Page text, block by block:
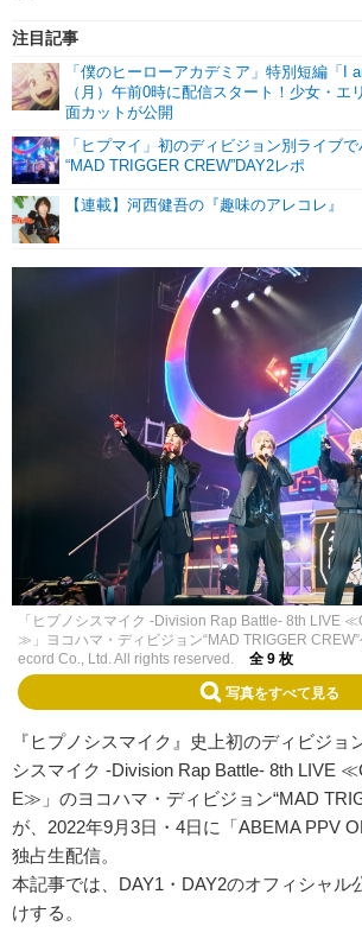
注目記事
「僕のヒーローアカデミア」特別短編「I
（月）午前0時に配信スタート！少女・エ
面カットが公開
「ヒプマイ」初のディビジョン別ライブ
“MAD TRIGGER CREW”DAY2レポ
【連載】河西健吾の『趣味のアレコレ』
「ヒプノシスマイク -Division Rap Battle- 8th LIVE
≫」ヨコハマ・ディビジョン“MAD TRIGGER
ecord Co., Ltd. All rights reserved.
全 9 枚
写真をすべて見る
『ヒプノシスマイク』史上初のディビジョ
シスマイク -Division Rap Battle- 8th LIVE
E≫」のヨコハマ・ディビジョン“MAD
が、2022年9月3日・4日に「ABEMA PPV
独占生配信。
本記事では、DAY1・DAY2のオフィシャル
けする。